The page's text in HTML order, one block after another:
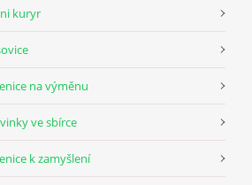
kuryr
na výměnu
ve sbírce
k zamyšlení